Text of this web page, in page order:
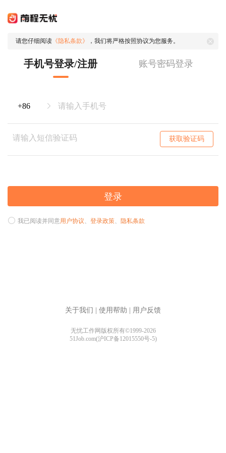
请您仔细阅读 《隐私条款》 ，我们将严格按照协议为您服务。
手机号登录/注册 账号密码登录
获取验证码
登录
我已阅读并同意用户协议、 登录政策、 隐私条款
关于我们 使用帮助 用户反馈
无忧工作网版权所有©1999-2026
51Job.com(沪ICP备12015550号-5)